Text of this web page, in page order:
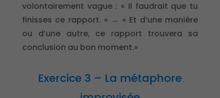
volontairement vague : « Il faudrait que tu
finisses ce rapport. » → « Et d’une manière
ou d’une autre, ce rapport trouvera sa
conclusion au bon moment.»
Exercice 3 – La métaphore